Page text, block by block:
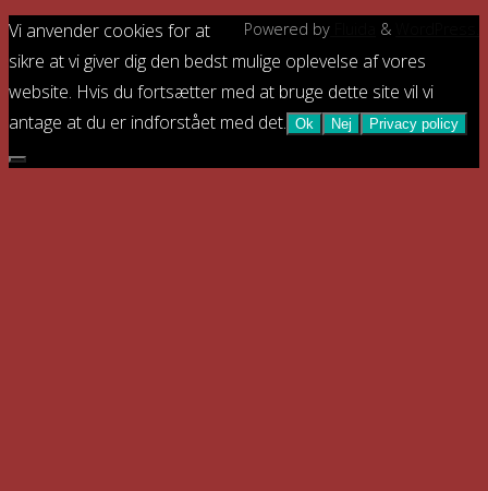
Powered by &
Vi anvender cookies for at
sikre at vi giver dig den bedst mulige oplevelse af vores
website. Hvis du fortsætter med at bruge dette site vil vi
antage at du er indforstået med det. Ok Nej Privacy policy